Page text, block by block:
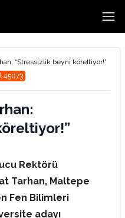
“Stressizlik beyni köreltiyor!”
Rektörü
Tarhan, Maltepe
Fen Bilimleri
adayı